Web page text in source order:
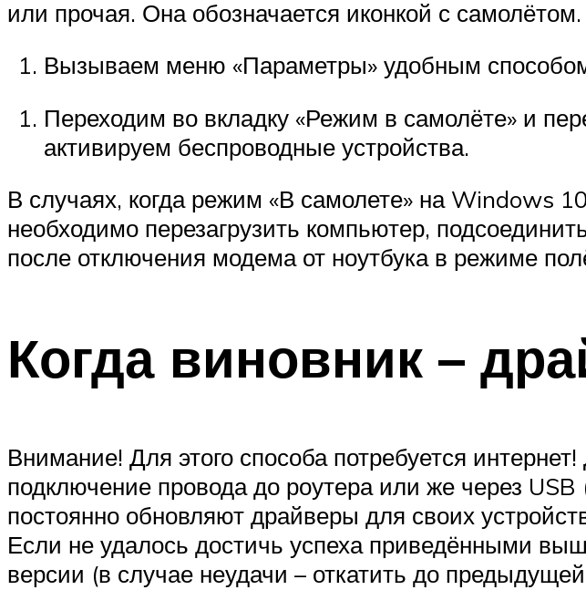
или прочая. Она обозначается иконкой с самолётом.
Вызываем меню «Параметры» удобным
Переходим во вкладку «Режим в самолёте» и
активируем беспроводные устройства.
В случаях, когда режим «В самолете» на Windows
необходимо перезагрузить компьютер,
после отключения модема от ноутбука в режиме
Когда виновник –
Внимание! Для этого способа потребуется
подключение провода до роутера или же через
постоянно обновляют драйверы для своих
Если не удалось достичь успеха приведёнными
версии (в случае неудачи – откатить до